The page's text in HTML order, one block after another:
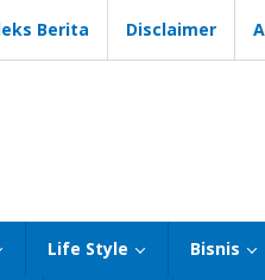
Berita Disclaimer
Life Style Bisnis